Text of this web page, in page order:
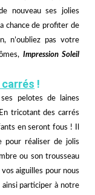
nouveau ses jolies
chance de profiter de
n’oubliez pas votre
Impression Soleil
!
pelotes de laines
tricotant des carrés
en seront fous ! Il
pour réaliser de jolis
ou son trousseau
aiguilles pour nous
participer à notre